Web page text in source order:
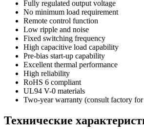
Fully regulated output voltage
No minimum load requirement
Remote control function
Low ripple and noise
Fixed switching frequency
High capacitive load capability
Pre-bias start-up capability
Excellent thermal performance
High reliability
RoHS 6 compliant
UL94 V-0 materials
Two-year warranty (consult factory for
Технические